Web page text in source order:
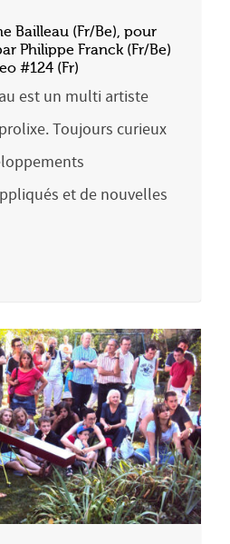
Bailleau (Fr/Be), pour
Philippe Franck (Fr/Be)
#124 (Fr)
est un multi artiste
Toujours curieux
et de nouvelles